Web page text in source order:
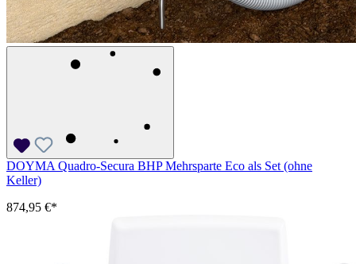
DOYMA Quadro-Secura BHP Mehrsparte Eco als Set (ohne
Keller)
874,95 €*